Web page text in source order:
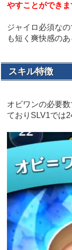
やすことができま
ジャイロ必須な
も短く爽快感のあ
スキル特徴
オビワンの必要
ておりSLV1では